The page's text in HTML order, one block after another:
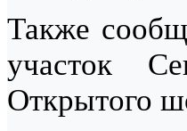
Также
участок
Открытого